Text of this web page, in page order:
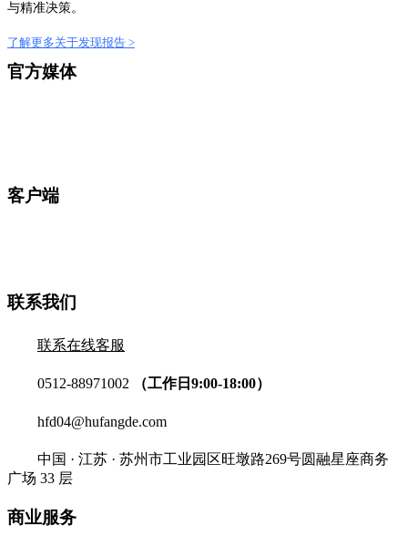
与精准决策。
了解更多关于发现报告 >
官方媒体
客户端
联系我们
联系在线客服
0512-88971002 （工作日9:00-18:00）
hfd04@hufangde.com
中国 · 江苏 · 苏州市工业园区旺墩路269号圆融星座商务
广场 33 层
商业服务